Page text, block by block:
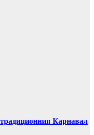
Карнавал